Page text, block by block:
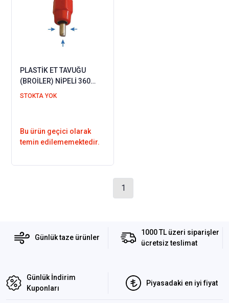
PLASTİK ET TAVUĞU
(BROİLER) NİPELİ 360
DERECE (NO:4) - 4 ADET
STOKTA YOK
Bu ürün geçici olarak
temin edilememektedir.
1
Günlük taze ürünler
1000 TL üzeri siparişler
ücretsiz teslimat
Günlük İndirim
Kuponları
Piyasadaki en iyi fiyat